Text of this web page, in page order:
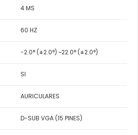
4 MS
60 HZ
-2.0° (±2.0°) ~22.0° (±2.0°)
SI
AURICULARES
D-SUB VGA (15 PINES)